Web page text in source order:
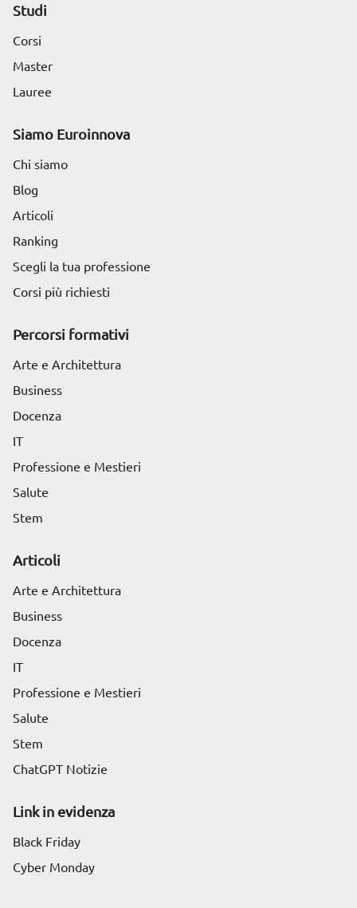
Studi
Corsi
Master
Lauree
Siamo Euroinnova
Chi siamo
Blog
Articoli
Ranking
Scegli la tua professione
Corsi più richiesti
Percorsi formativi
Arte e Architettura
Business
Docenza
IT
Professione e Mestieri
Salute
Stem
Articoli
Arte e Architettura
Business
Docenza
IT
Professione e Mestieri
Salute
Stem
ChatGPT Notizie
Link in evidenza
Black Friday
Cyber Monday